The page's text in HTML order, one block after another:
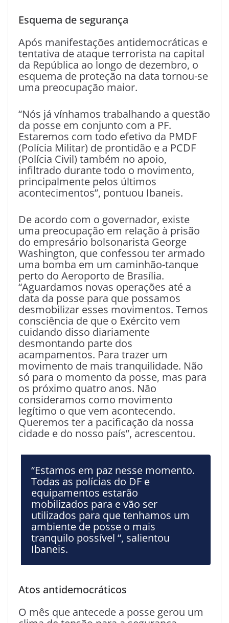
Esquema de segurança
Após manifestações antidemocráticas e
tentativa de ataque terrorista na capital
da República ao longo de dezembro, o
esquema de proteção na data tornou-se
uma preocupação maior.
“Nós já vínhamos trabalhando a questão
da posse em conjunto com a PF.
Estaremos com todo efetivo da PMDF
(Polícia Militar) de prontidão e a PCDF
(Polícia Civil) também no apoio,
infiltrado durante todo o movimento,
principalmente pelos últimos
acontecimentos”, pontuou Ibaneis.
De acordo com o governador, existe
uma preocupação em relação à prisão
do empresário bolsonarista George
Washington, que confessou ter armado
uma bomba em um caminhão-tanque
perto do Aeroporto de Brasília.
“Aguardamos novas operações até a
data da posse para que possamos
desmobilizar esses movimentos. Temos
consciência de que o Exército vem
cuidando disso diariamente
desmontando parte dos
acampamentos. Para trazer um
movimento de mais tranquilidade. Não
só para o momento da posse, mas para
os próximo quatro anos. Não
consideramos como movimento
legítimo o que vem acontecendo.
Queremos ter a pacificação da nossa
cidade e do nosso país”, acrescentou.
“Estamos em paz nesse momento.
Todas as polícias do DF e
equipamentos estarão
mobilizados para e vão ser
utilizados para que tenhamos um
ambiente de posse o mais
tranquilo possível “, salientou
Ibaneis.
Atos antidemocráticos
O mês que antecede a posse gerou um